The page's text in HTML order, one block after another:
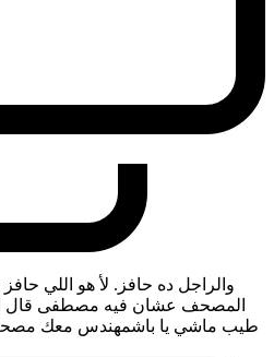
والراجل ده حافز. لأ هو اللي
المصحف عشان فيه مصطفى قال
طيب ماشي يا باشمهندس معك